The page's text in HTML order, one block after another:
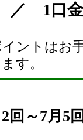
／ 1口金
ントはお
す。
回～7月5